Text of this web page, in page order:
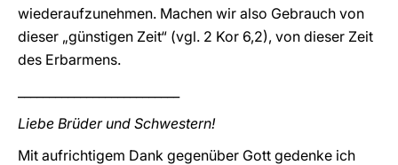
wiederaufzunehmen. Machen wir also Gebrauch von
dieser „günstigen Zeit“ (vgl. 2 Kor 6,2), von dieser Zeit
des Erbarmens.
Liebe Brüder und Schwestern!
Mit aufrichtigem Dank gegenüber Gott gedenke ich